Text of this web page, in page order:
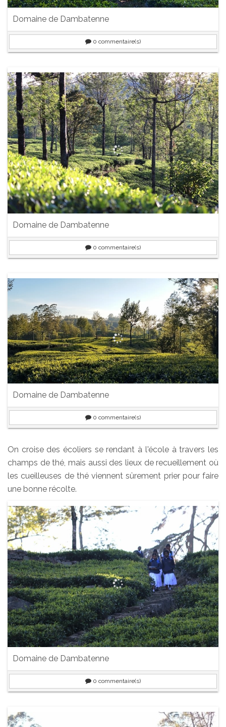
Domaine de Dambatenne
0 commentaire(s)
Domaine de Dambatenne
0 commentaire(s)
Domaine de Dambatenne
0 commentaire(s)
On croise des écoliers se rendant à l'école à travers les
champs de thé, mais aussi des lieux de recueillement où
les cueilleuses de thé viennent sûrement prier pour faire
une bonne récolte.
Domaine de Dambatenne
0 commentaire(s)